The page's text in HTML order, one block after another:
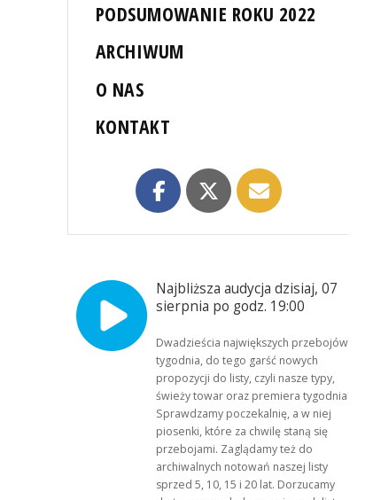
PODSUMOWANIE ROKU 2022
ARCHIWUM
O NAS
KONTAKT
Najbliższa audycja dzisiaj, 07
sierpnia po godz. 19:00
Dwadzieścia największych przebojów
tygodnia, do tego garść nowych
propozycji do listy, czyli nasze typy,
świeży towar oraz premiera tygodnia!
Sprawdzamy poczekalnię, a w niej
piosenki, które za chwilę staną się
przebojami. Zaglądamy też do
archiwalnych notowań naszej listy
sprzed 5, 10, 15 i 20 lat. Dorzucamy